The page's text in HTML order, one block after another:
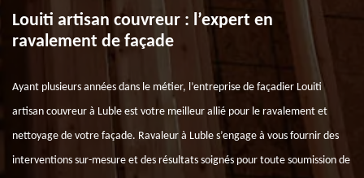
Louiti artisan couvreur : l’expert en
ravalement de façade
Ayant plusieurs années dans le métier, l’entreprise de façadier Louiti
artisan couvreur à Luble est votre meilleur allié pour le ravalement et
nettoyage de votre façade. Ravaleur à Luble s’engage à vous fournir des
interventions sur-mesure et des résultats soignés pour toute soumission de